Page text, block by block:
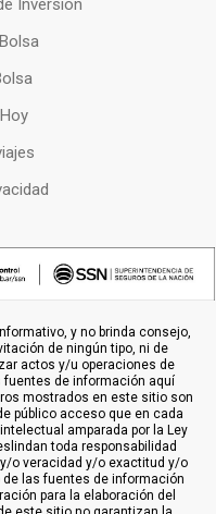
Inversion
y no brinda consejo,
de ningún tipo, ni de
actos y/u operaciones de
de información aquí
mostrados en este sitio son
público acceso que en cada
amparada por la Ley
toda responsabilidad
o veracidad y/o exactitud y/o
las fuentes de información
para la elaboración del